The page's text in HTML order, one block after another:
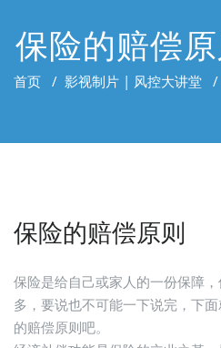
保险的赔偿
首页 / 影视制片 | 风控大讲堂 /
保险的赔偿原则
保险是给自己或家人的一份保障
多，要说也不可能一下说完，下面
的赔偿原则吧。